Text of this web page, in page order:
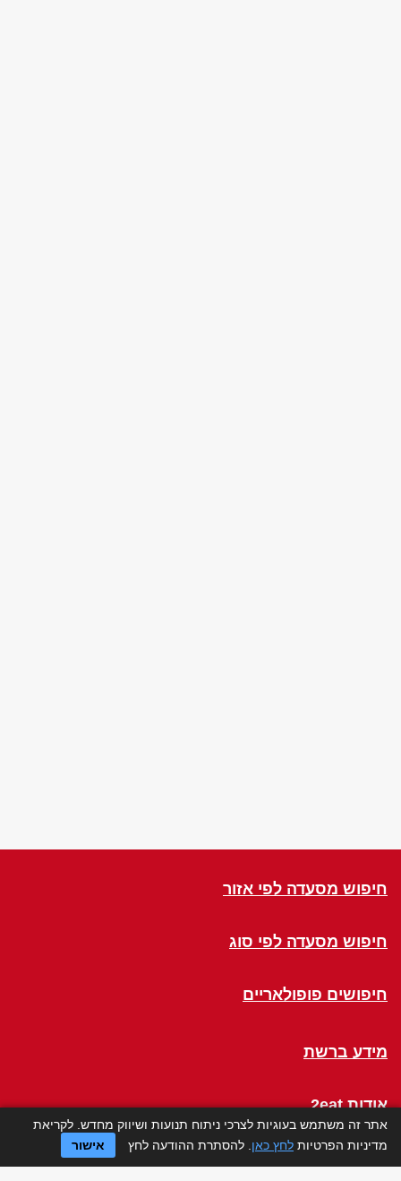
חיפוש מסעדה לפי אזור
חיפוש מסעדה לפי סוג
חיפושים פופולאריים
מידע ברשת
אודות 2eat
Click a Table
אתר זה משתמש בעוגיות לצרכי ניתוח תנועות ושיווק מחדש. לקריאת
מדיניות הפרטיות לחץ כאן . להסתרת ההודעה לחץ אישור